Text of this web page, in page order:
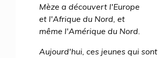
Mèze a découvert l'Europe
et l'Afrique du Nord, et
même l'Amérique du Nord.
Aujourd'hui, ces jeunes qui